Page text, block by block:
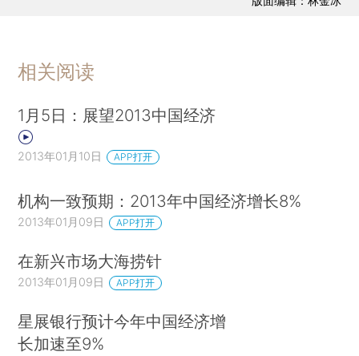
相关阅读
1月5日：展望2013中国经济
2013年01月10日 APP打开
机构一致预期：2013年中国经济增长8%
2013年01月09日 APP打开
在新兴市场大海捞针
2013年01月09日 APP打开
星展银行预计今年中国经济增
长加速至9%